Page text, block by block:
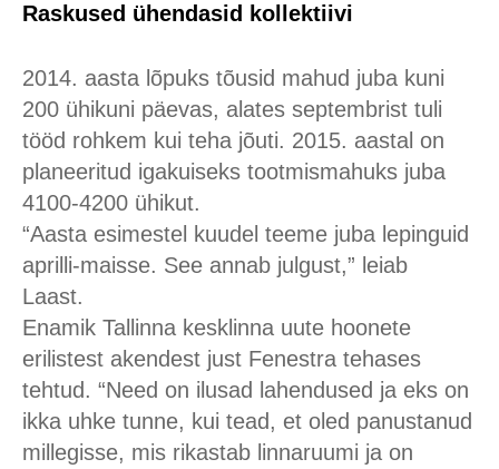
Raskused ühendasid kollektiivi
2014. aasta lõpuks tõusid mahud juba kuni
200 ühikuni päevas, alates septembrist tuli
tööd rohkem kui teha jõuti. 2015. aastal on
planeeritud igakuiseks tootmismahuks juba
4100-4200 ühikut.
“Aasta esimestel kuudel teeme juba lepinguid
aprilli-maisse. See annab julgust,” leiab
Laast.
Enamik Tallinna kesklinna uute hoonete
erilistest akendest just Fenestra tehases
tehtud. “Need on ilusad lahendused ja eks on
ikka uhke tunne, kui tead, et oled panustanud
millegisse, mis rikastab linnaruumi ja on